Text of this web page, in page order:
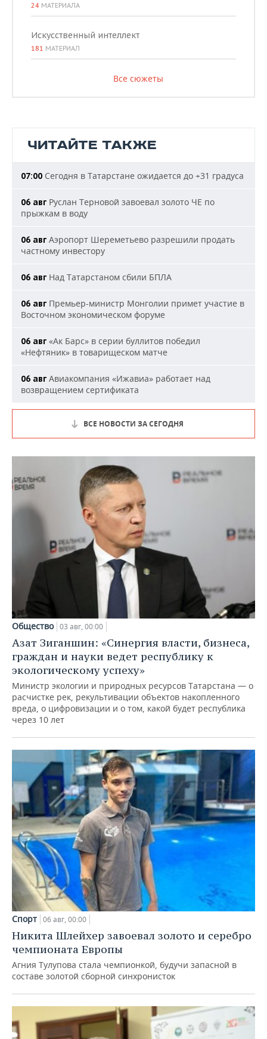
24 МАТЕРИАЛА
Искусственный интеллект
181 МАТЕРИАЛ
Все сюжеты
ЧИТАЙТЕ ТАКЖЕ
07:00 Сегодня в Татарстане ожидается до +31 градуса
06 авг Руслан Терновой завоевал золото ЧЕ по
прыжкам в воду
06 авг Аэропорт Шереметьево разрешили продать
частному инвестору
06 авг Над Татарстаном сбили БПЛА
06 авг Премьер-министр Монголии примет участие в
Восточном экономическом форуме
06 авг «Ак Барс» в серии буллитов победил
«Нефтяник» в товарищеском матче
06 авг Авиакомпания «Ижавиа» работает над
возвращением сертификата
ВСЕ НОВОСТИ ЗА СЕГОДНЯ
Общество 03 авг, 00:00
Азат Зиганшин: «Синергия власти, бизнеса,
граждан и науки ведет республику к
экологическому успеху»
Министр экологии и природных ресурсов Татарстана — о
расчистке рек, рекультивации объектов накопленного
вреда, о цифровизации и о том, какой будет республика
через 10 лет
Спорт 06 авг, 00:00
Никита Шлейхер завоевал золото и серебро
чемпионата Европы
Агния Тулупова стала чемпионкой, будучи запасной в
составе золотой сборной синхронисток